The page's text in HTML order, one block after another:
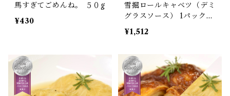
馬すぎてごめんね。 ５０g
¥430
雪掘ロールキャベツ（デミ
グラスソース） 1パック／
2個入り
¥1,512